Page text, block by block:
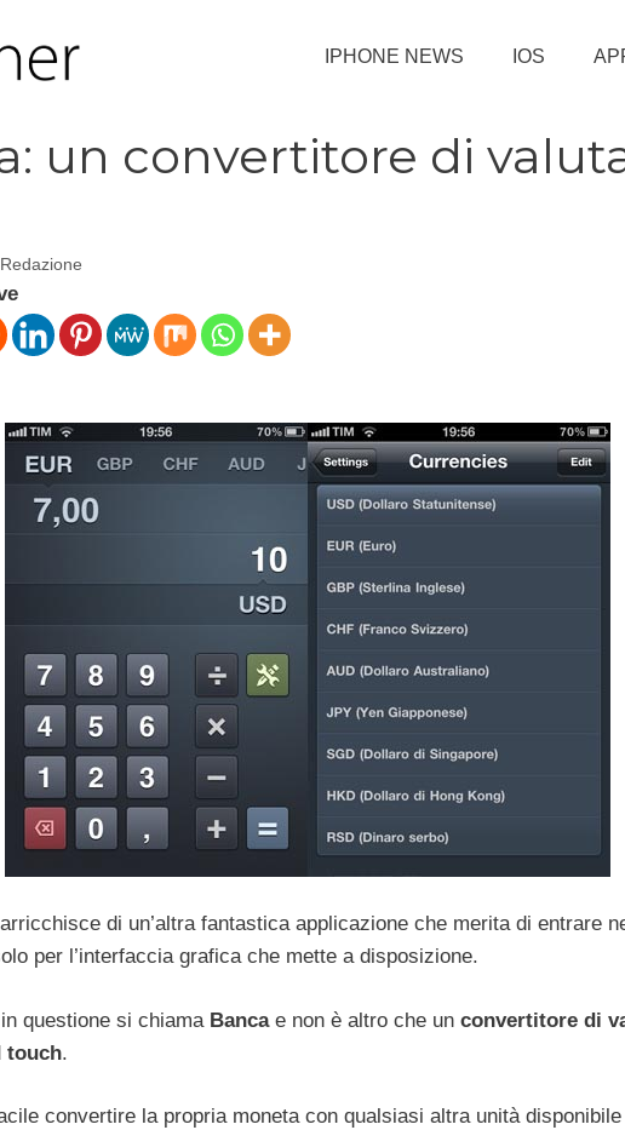
IPHONE NEWS IOS
un convertitore di
Redazione
di un’altra fantastica applicazione che merita di entrare
per l’interfaccia grafica che mette a disposizione.
in questione si chiama Bancae non è altro che un convertitore di
touch.
convertire la propria moneta con qualsiasi altra unità disponibile